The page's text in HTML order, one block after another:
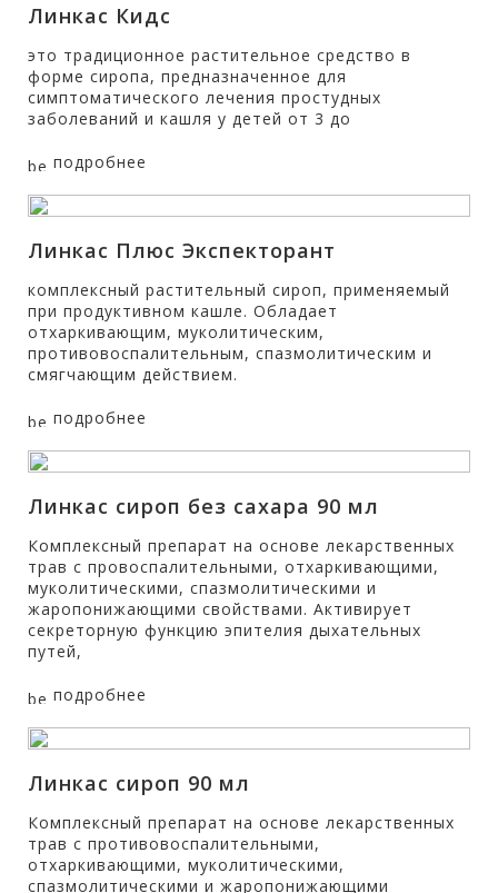
Линкас сироп 90 мл
Комплексный препарат на основе лекарственных
трав с противовоспалительными,
отхаркивающими, муколитическими,
спазмолитическими и жаропонижающими
Линкас сироп без сахара 90 мл
Комплексный препарат на основе лекарственных
трав с провоспалительными, отхаркивающими,
муколитическими, спазмолитическими и
жаропонижающими свойствами. Активирует
секреторную функцию эпителия дыхательных
путей,
подробнее
Линкас Плюс Экспекторант
комплексный растительный сироп, применяемый
при продуктивном кашле. Обладает
отхаркивающим, муколитическим,
противовоспалительным, спазмолитическим и
смягчающим действием.
подробнее
Линкас Кидс
это традиционное растительное средство в
форме сиропа, предназначенное для
симптоматического лечения простудных
заболеваний и кашля у детей от 3 до
подробнее